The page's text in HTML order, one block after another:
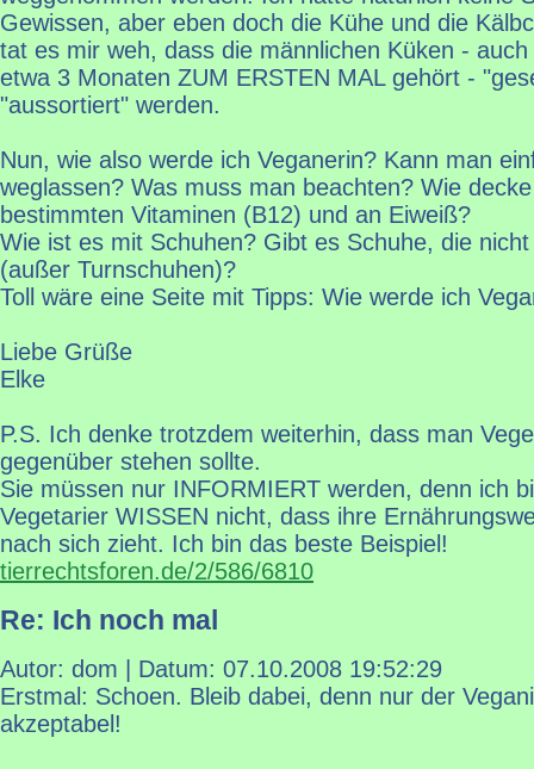
Gewissen, aber eben doch die Kühe und die
tat es mir weh, dass die männlichen Küken -
etwa 3 Monaten ZUM ERSTEN MAL gehört -
"aussortiert" werden.
Nun, wie also werde ich Veganerin? Kann man
weglassen? Was muss man beachten? Wie
bestimmten Vitaminen (B12) und an Eiweiß?
Wie ist es mit Schuhen? Gibt es Schuhe, die
(außer Turnschuhen)?
Toll wäre eine Seite mit Tipps: Wie werde ich
Liebe Grüße
Elke
P.S. Ich denke trotzdem weiterhin, dass man
gegenüber stehen sollte.
Sie müssen nur INFORMIERT werden, denn ich
Vegetarier WISSEN nicht, dass ihre
nach sich zieht. Ich bin das beste Beispiel!
tierrechtsforen.de/2/586/6810
Re: Ich noch mal
Autor: dom | Datum: 07.10.2008 19:52:29
Erstmal: Schoen. Bleib dabei, denn nur der
akzeptabel!